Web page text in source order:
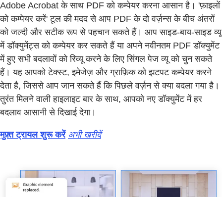
Adobe Acrobat के साथ PDF को कम्पेयर करना आसान है। 'फ़ाइलों
को कम्पेयर करें' टूल की मदद से आप PDF के दो वर्ज़न्स के बीच अंतरों
को जल्दी और सटीक रूप से पहचान सकते हैं। आप साइड-बाय-साइड व्यू
में डॉक्युमेंट्स को कम्पेयर कर सकते हैं या अपने नवीनतम PDF डॉक्युमेंट
में हुए सभी बदलावों को रिव्यू करने के लिए सिंगल पेज व्यू को चुन सकते
हैं। यह आपको टेक्स्ट, इमेजेज़ और ग्राफ़िक को झटपट कम्पेयर करने
देता है, जिससे आप जान सकते हैं कि पिछले वर्ज़न से क्या बदला गया है।
तुरंत मिलने वाली हाइलाइट बार के साथ, आपको नए डॉक्युमेंट में हर
बदलाव आसानी से दिखाई देगा।
मुफ़्त ट्रायल शुरू करें अभी खरीदें